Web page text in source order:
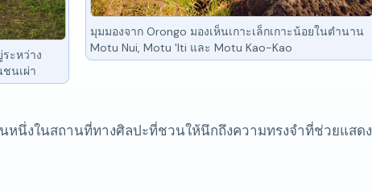
มุมมองจาก Orongo มองเห็นเกาะเล็กเกาะน้อยในตำนาน
Motu Nui, Motu 'Iti และ Motu Kao-Kao
ะหว่าง
นเผ่า
หนึ่งในสถานที่ทางศิลปะที่ชวนให้นึกถึงความทรงจำที่ช่วยแสดง